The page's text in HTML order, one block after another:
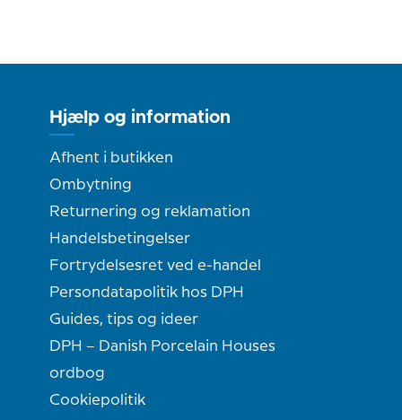
Hjælp og information
Afhent i butikken
Ombytning
Returnering og reklamation
Handelsbetingelser
Fortrydelsesret ved e-handel
Persondatapolitik hos DPH
Guides, tips og ideer
DPH – Danish Porcelain Houses
ordbog
Cookiepolitik